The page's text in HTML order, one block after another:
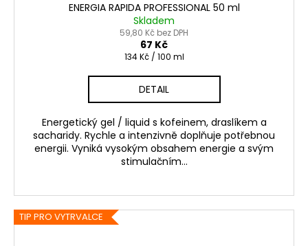
ENERGIA RAPIDA PROFESSIONAL 50 ml
Skladem
59,80 Kč bez DPH
67 Kč
Měrná
134 Kč / 100 ml
DETAIL
Energetický gel / liquid s kofeinem, draslíkem a
sacharidy. Rychle a intenzivně doplňuje potřebnou
energii. Vyniká vysokým obsahem energie a svým
stimulačním...
TIP PRO VYTRVALCE